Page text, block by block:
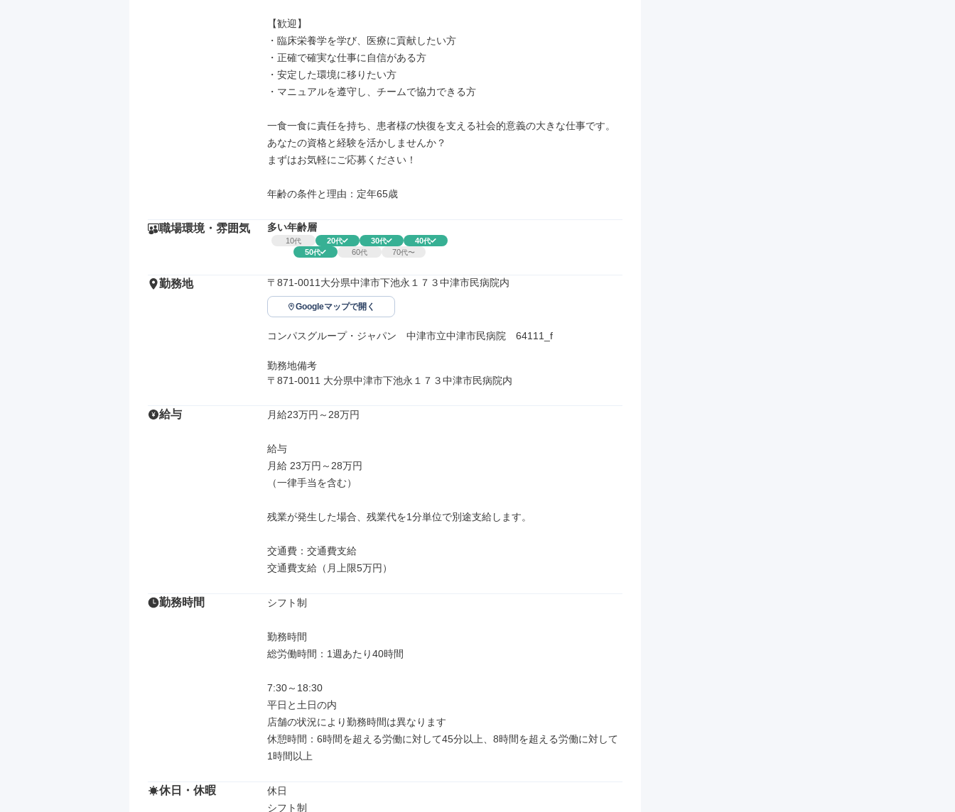
【歓迎】
・臨床栄養学を学び、医療に貢献したい方
・正確で確実な仕事に自信がある方
・安定した環境に移りたい方
・マニュアルを遵守し、チームで協力できる方
一食一食に責任を持ち、患者様の快復を支える社会的意義の大きな仕事です。
あなたの資格と経験を活かしませんか？
まずはお気軽にご応募ください！
年齢の条件と理由：定年65歳
職場環境・雰囲気 多い年齢層
10代 20代 30代 40代
50代 60代 70代〜
勤務地 〒871-0011大分県中津市下池永１７３中津市民病院内
Googleマップで開く
コンパスグループ・ジャパン　中津市立中津市民病院　64111_f
勤務地備考
〒871-0011 大分県中津市下池永１７３中津市民病院内
給与 月給23万円～28万円
給与
月給 23万円～28万円
（一律手当を含む）
残業が発生した場合、残業代を1分単位で別途支給します。
交通費：交通費支給
交通費支給（月上限5万円）
勤務時間 シフト制
勤務時間
総労働時間：1週あたり40時間
7:30～18:30
平日と土日の内
店舗の状況により勤務時間は異なります
休憩時間：6時間を超える労働に対して45分以上、8時間を超える労働に対して
1時間以上
休日・休暇
休日
シフト制